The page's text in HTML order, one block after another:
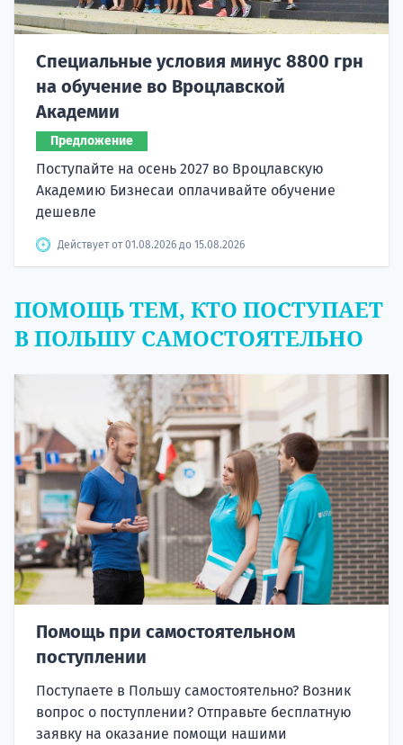
Специальные условия минус 8800 грн
на обучение во Вроцлавской
Академии
Предложение
Поступайте на осень 2027 во Вроцлавскую
Академию Бизнесаи оплачивайте обучение
дешевле
Действует от 01.08.2026 до 15.08.2026
ПОМОЩЬ ТЕМ, КТО ПОСТУПАЕТ
В ПОЛЬШУ САМОСТОЯТЕЛЬНО
Помощь при самостоятельном
поступлении
Поступаете в Польшу самостоятельно? Возник
вопрос о поступлении? Отправьте бесплатную
заявку на оказание помощи нашими